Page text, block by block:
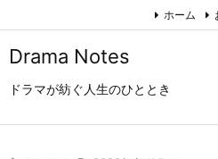
Drama Notes
ドラマが紡ぐ人生のひととき
ホーム